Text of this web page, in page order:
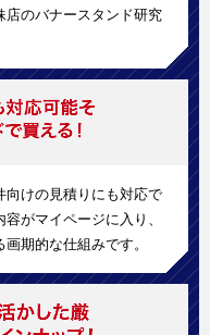
店のバナースタンド研究
向けの見積りにも対応で
がマイページに入り、
期的な仕組みです。